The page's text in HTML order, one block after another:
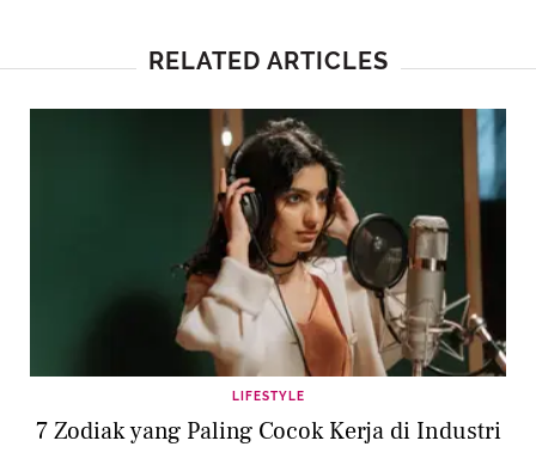
RELATED ARTICLES
LIFESTYLE
7 Zodiak yang Paling Cocok Kerja di Industri